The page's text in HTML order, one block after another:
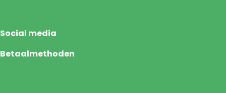
Social media
Betaalmethoden